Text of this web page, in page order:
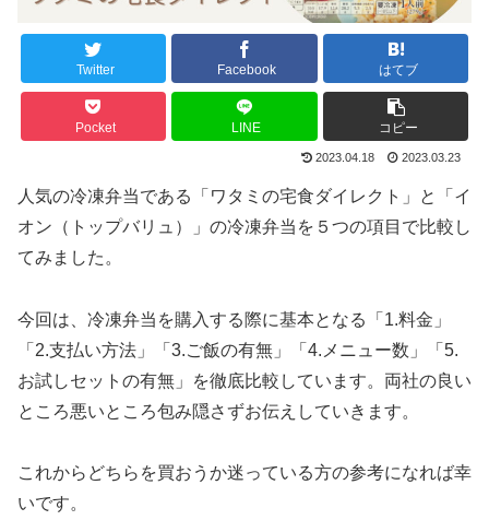
Twitter Facebook はてブ
Pocket LINE コピー
2023.04.18 2023.03.23
人気の冷凍弁当である「ワタミの宅食ダイレクト」と「イ
オン（トップバリュ）」の冷凍弁当を５つの項目で比較し
てみました。
今回は、冷凍弁当を購入する際に基本となる「1.料金」
「2.支払い方法」「3.ご飯の有無」「4.メニュー数」「5.
お試しセットの有無」を徹底比較しています。両社の良い
ところ悪いところ包み隠さずお伝えしていきます。
これからどちらを買おうか迷っている方の参考になれば幸
いです。